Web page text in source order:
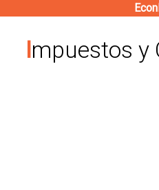
contenido
Impuestos